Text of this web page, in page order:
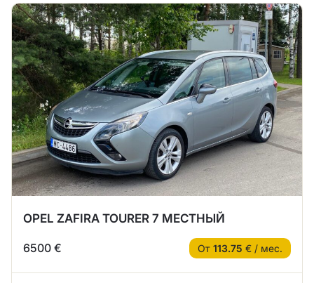
OPEL ZAFIRA TOURER 7 МЕСТНЫЙ
6500 € От 113.75 € / мес.